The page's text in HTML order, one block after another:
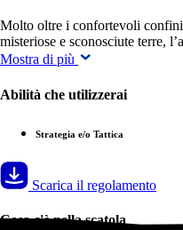
Molto oltre i confortevoli
misteriose e sconosciute terre,
Mostra di più
Abilità che utilizzerai
Strategia e/o Tattica
Scarica il regolamento
Cosa c'è nella scatola